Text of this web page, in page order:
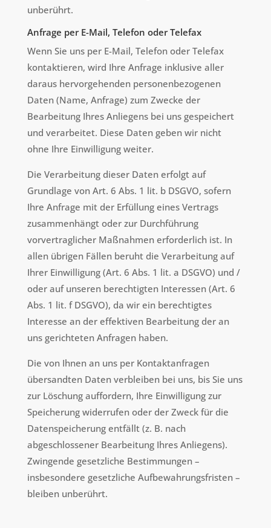
unberührt.
Anfrage per E-Mail, Telefon oder Telefax
Wenn Sie uns per E-Mail, Telefon oder Telefax
kontaktieren, wird Ihre Anfrage inklusive aller
daraus hervorgehenden personenbezogenen
Daten (Name, Anfrage) zum Zwecke der
Bearbeitung Ihres Anliegens bei uns gespeichert
und verarbeitet. Diese Daten geben wir nicht
ohne Ihre Einwilligung weiter.
Die Verarbeitung dieser Daten erfolgt auf
Grundlage von Art. 6 Abs. 1 lit. b DSGVO, sofern
Ihre Anfrage mit der Erfüllung eines Vertrags
zusammenhängt oder zur Durchführung
vorvertraglicher Maßnahmen erforderlich ist. In
allen übrigen Fällen beruht die Verarbeitung auf
Ihrer Einwilligung (Art. 6 Abs. 1 lit. a DSGVO) und /
oder auf unseren berechtigten Interessen (Art. 6
Abs. 1 lit. f DSGVO), da wir ein berechtigtes
Interesse an der effektiven Bearbeitung der an
uns gerichteten Anfragen haben.
Die von Ihnen an uns per Kontaktanfragen
übersandten Daten verbleiben bei uns, bis Sie uns
zur Löschung auffordern, Ihre Einwilligung zur
Speicherung widerrufen oder der Zweck für die
Datenspeicherung entfällt (z. B. nach
abgeschlossener Bearbeitung Ihres Anliegens).
Zwingende gesetzliche Bestimmungen –
insbesondere gesetzliche Aufbewahrungsfristen –
bleiben unberührt.